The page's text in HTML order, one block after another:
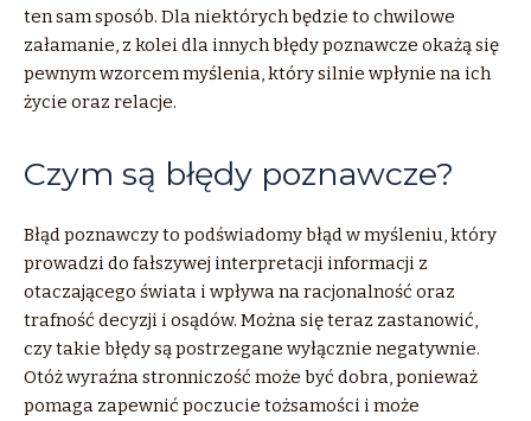
ten sam sposób. Dla niektórych będzie to chwilowe
załamanie, z kolei dla innych błędy poznawcze okażą się
pewnym wzorcem myślenia, który silnie wpłynie na ich
życie oraz relacje.
Czym są błędy poznawcze?
Błąd poznawczy to podświadomy błąd w myśleniu, który
prowadzi do fałszywej interpretacji informacji z
otaczającego świata i wpływa na racjonalność oraz
trafność decyzji i osądów. Można się teraz zastanowić,
czy takie błędy są postrzegane wyłącznie negatywnie.
Otóż wyraźna stronniczość może być dobra, ponieważ
pomaga zapewnić poczucie tożsamości i może